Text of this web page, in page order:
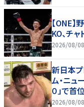
【ONE】
KO、チ
2026/08/
新日本プ
ム・ニュ
０」で首
2026/08/